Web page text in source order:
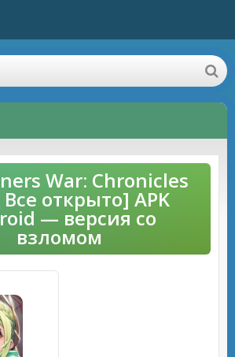
War: Chronicles
открыто] APK
— версия со
взломом